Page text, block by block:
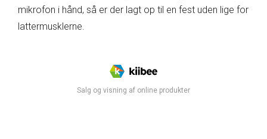
mikrofon i hånd, så er der lagt op til en fest uden lige for
lattermusklerne.
Salg og visning af online produkter